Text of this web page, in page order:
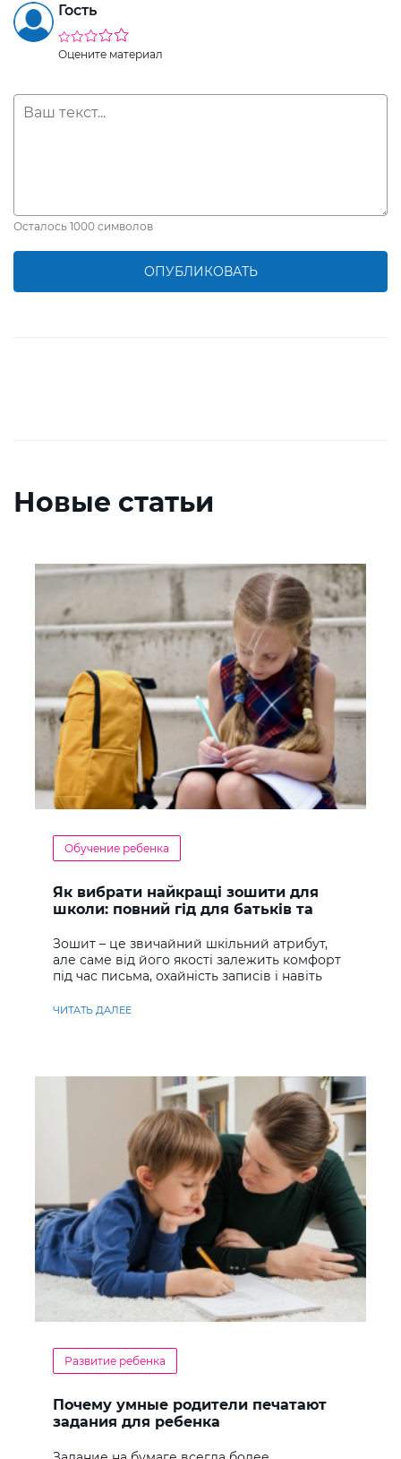
Гость
Оцените материал
Осталось 1000 символов
ОПУБЛИКОВАТЬ
Новые статьи
Обучение ребенка
Як вибрати найкращі зошити для
школи: повний гід для батьків та
Зошит – це звичайний шкільний атрибут,
але саме від його якості залежить комфорт
під час письма, охайність записів і навіть
ЧИТАТЬ ДАЛЕЕ
Развитие ребенка
Почему умные родители печатают
задания для ребенка